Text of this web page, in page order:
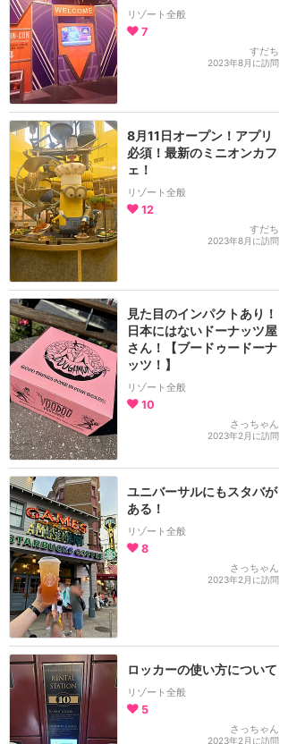
リゾート全般
7
すだち
2023年8月に訪問
8月11日オープン！アプリ
必須！最新のミニオンカフ
ェ！
リゾート全般
12
すだち
2023年8月に訪問
見た目のインパクトあり！
日本にはないドーナッツ屋
さん！【ブードゥードーナ
ッツ！】
リゾート全般
10
さっちゃん
2023年2月に訪問
ユニバーサルにもスタバが
ある！
リゾート全般
8
さっちゃん
2023年2月に訪問
ロッカーの使い方について
リゾート全般
5
さっちゃん
2023年2月に訪問